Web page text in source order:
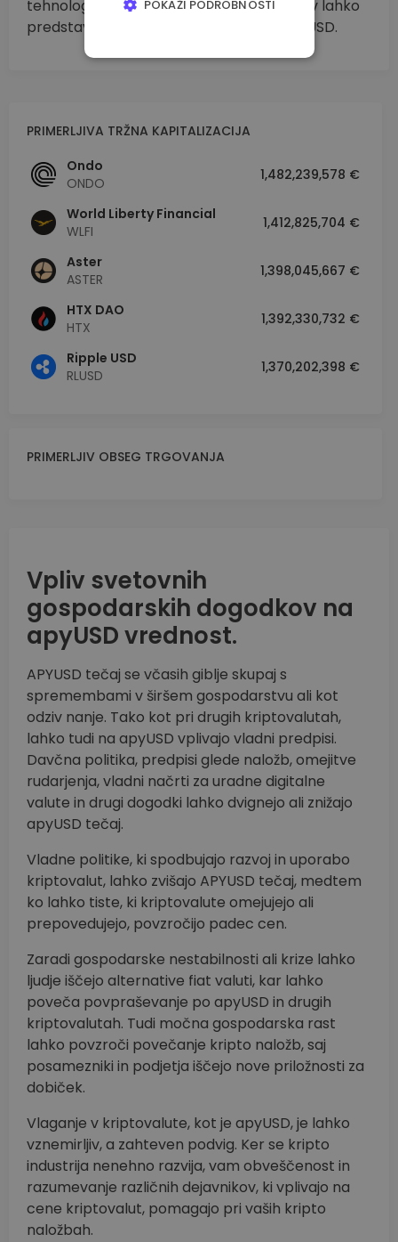
tehnologij s strani obstoječih konkurentov lahko
predstavlja tveganje za tržni položaj apyUSD.
PRIMERLJIVA TRŽNA KAPITALIZACIJA
Ondo
ONDO
1,482,239,578 €
World Liberty Financial
WLFI
1,412,825,704 €
Aster
ASTER
1,398,045,667 €
HTX DAO
HTX
1,392,330,732 €
Ripple USD
RLUSD
1,370,202,398 €
PRIMERLJIV OBSEG TRGOVANJA
Vpliv svetovnih
gospodarskih dogodkov na
apyUSD vrednost.
APYUSD tečaj se včasih giblje skupaj s
spremembami v širšem gospodarstvu ali kot
odziv nanje. Tako kot pri drugih kriptovalutah,
lahko tudi na apyUSD vplivajo vladni predpisi.
Davčna politika, predpisi glede naložb, omejitve
rudarjenja, vladni načrti za uradne digitalne
valute in drugi dogodki lahko dvignejo ali znižajo
apyUSD tečaj.
Vladne politike, ki spodbujajo razvoj in uporabo
kriptovalut, lahko zvišajo APYUSD tečaj, medtem
ko lahko tiste, ki kriptovalute omejujejo ali
prepovedujejo, povzročijo padec cen.
Zaradi gospodarske nestabilnosti ali krize lahko
ljudje iščejo alternative fiat valuti, kar lahko
poveča povpraševanje po apyUSD in drugih
kriptovalutah. Tudi močna gospodarska rast
lahko povzroči povečanje kripto naložb, saj
posamezniki in podjetja iščejo nove priložnosti za
dobiček.
Vlaganje v kriptovalute, kot je apyUSD, je lahko
vznemirljiv, a zahteven podvig. Ker se kripto
industrija nenehno razvija, vam obveščenost in
razumevanje različnih dejavnikov, ki vplivajo na
cene kriptovalut, pomagajo pri vaših kripto
naložbah.
POKAŽI PODROBNOSTI